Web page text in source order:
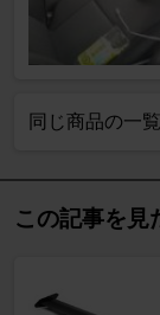
同じ商品の一
この記事を見